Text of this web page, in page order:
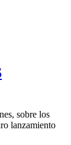
sobre los
lanzamiento